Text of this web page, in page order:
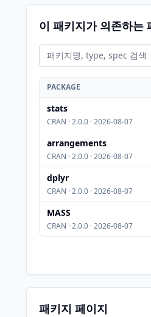
이 패키지가 의존하는
PACKAGE
stats
CRAN · 2.0.0 · 2026-08-07
arrangements
CRAN · 2.0.0 · 2026-08-07
dplyr
CRAN · 2.0.0 · 2026-08-07
MASS
CRAN · 2.0.0 · 2026-08-07
패키지 페이지